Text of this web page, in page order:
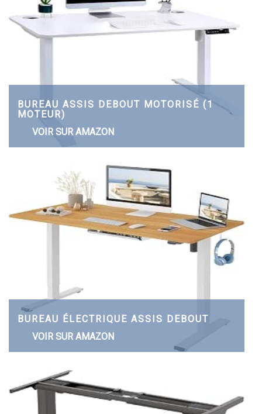
BUREAU ASSIS DEBOUT MOTORISÉ (1
MOTEUR)
VOIR SUR AMAZON
BUREAU ÉLECTRIQUE ASSIS DEBOUT
VOIR SUR AMAZON